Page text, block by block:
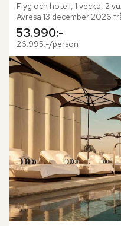
Flyg och hotell, 1 vecka, 2
Avresa 13 december 2026
53.990:-
26.995:-/person